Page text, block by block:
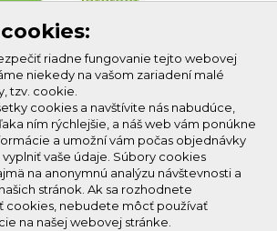
riadne fungovanie tejto webovej
niekedy na vašom zariadení malé
tzv. cookie.
cookies a navštívite nás nabudúce,
ním rýchlejšie, a náš web vám ponúkne
a umožní vám počas objednávky
vaše údaje. Súbory cookies
na anonymnú analýzu návštevnosti a
stránok. Ak sa rozhodnete
cookies, nebudete môcť používať
na našej webovej stránke.